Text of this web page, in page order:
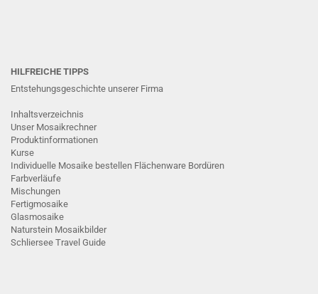
HILFREICHE TIPPS
Entstehungsgeschichte unserer Firma
Inhaltsverzeichnis
Unser Mosaikrechner
Produktinformationen
Kurse
Individuelle Mosaike bestellen Flächenware Bordüren
Farbverläufe
Mischungen
Fertigmosaike
G lasmosaike
Naturstein Mosaikbilder
Schliersee Travel Guide